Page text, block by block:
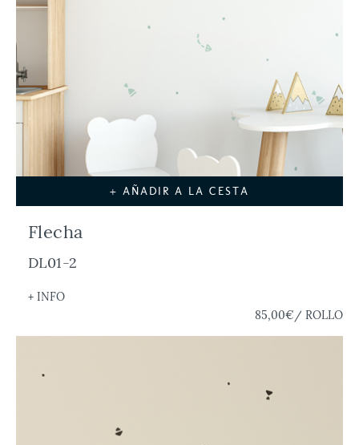
+ AÑADIR A LA CESTA
Flecha
DL01-2
+ INFO
85,00€ / ROLLO